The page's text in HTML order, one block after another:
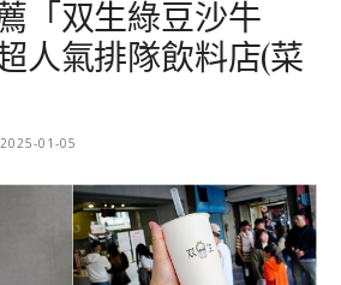
「双生綠豆沙牛
人氣排隊飲料店(菜
2025-01-05